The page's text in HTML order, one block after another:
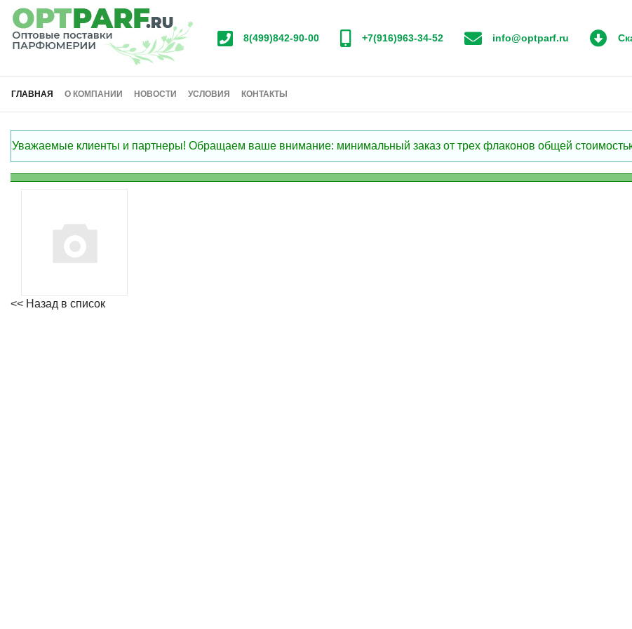
8(499)842-90-00 +7(916)963-34-52 info@optparf.ru
ГЛАВНАЯ О КОМПАНИИ НОВОСТИ УСЛОВИЯ КОНТАКТЫ
Уважаемые клиенты и партнеры! Обращаем ваше внимание: минимальный заказ от трех флаконов общей
<< Назад в список